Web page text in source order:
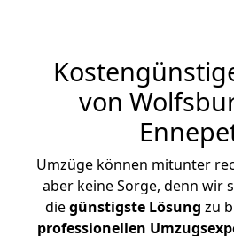
von
Umzüge können mitunter
aber keine Sorge, denn wir
diegünstigste Lösung zu
professionellen